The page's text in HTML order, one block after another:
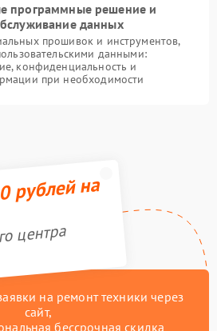
программные решение и
данных
прошивок и инструментов,
данными:
конфиденциальность и
при необходимости
рублей на
центра
на ремонт техники через
сайт,
бессрочная скидка